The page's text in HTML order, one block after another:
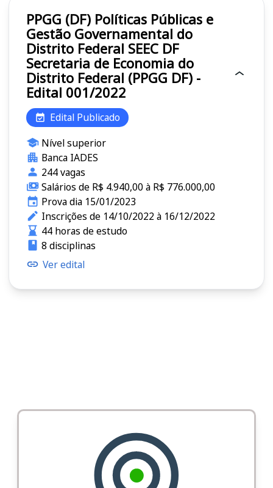
PPGG (DF) Políticas Públicas e
Gestão Governamental do
Distrito Federal SEEC DF
Secretaria de Economia do
Distrito Federal (PPGG DF) -
Edital 001/2022
Edital Publicado
Nível superior
Banca IADES
244 vagas
Salários de R$ 4.940,00 à R$ 776.000,00
Prova dia 15/01/2023
Inscrições de 14/10/2022 à 16/12/2022
44 horas de estudo
8 disciplinas
Ver edital